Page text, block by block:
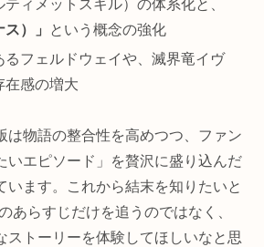
ィメットスキル）の体系化と、
）」
という概念の強化
るフェルドウェイや、滅界竜イヴ
在感の増大
は物語の整合性を高めつつ、ファン
いエピソード」を贅沢に盛り込んだ
います。これから結末を知りたいと
あらすじだけを追うのではなく、
ストーリーを体験してほしいなと思